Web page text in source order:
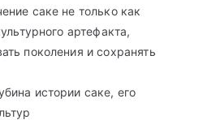
саке не только как
артефакта,
поколения и сохранять
истории саке, его